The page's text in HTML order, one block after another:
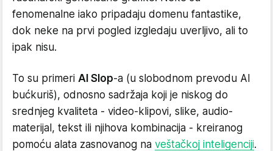
fenomenalne iako pripadaju domenu fantastike,
dok neke na prvi pogled izgledaju uverljivo, ali to
ipak nisu.
To su primeri AI Slop-a (u slobodnom prevodu AI
bućkuriš), odnosno sadržaja koji je niskog do
srednjeg kvaliteta - video-klipovi, slike, audio-
materijal, tekst ili njihova kombinacija - kreiranog
pomoću alata zasnovanog na veštačkoj inteligenciji.